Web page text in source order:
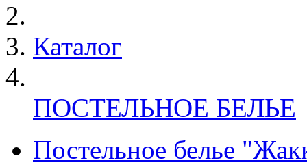
Каталог
ПОСТЕЛЬНОЕ БЕЛЬЕ
Постельное белье